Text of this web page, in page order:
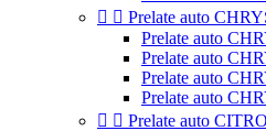
  Prelate auto
Prelate auto
Prelate auto
Prelate auto
Prelate auto
  Prelate auto